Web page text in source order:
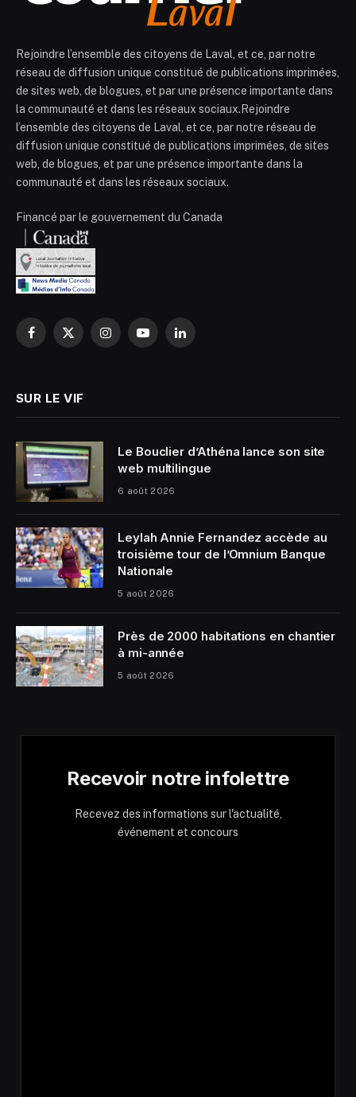
Rejoindre l’ensemble des citoyens de Laval, et ce, par notre
réseau de diffusion unique constitué de publications imprimées,
de sites web, de blogues, et par une présence importante dans
la communauté et dans les réseaux sociaux.Rejoindre
l’ensemble des citoyens de Laval, et ce, par notre réseau de
diffusion unique constitué de publications imprimées, de sites
web, de blogues, et par une présence importante dans la
communauté et dans les réseaux sociaux.
Financé par le gouvernement du Canada
Facebook
X
InstagramYouTubeLinkedIn
SUR LE VIF
Le Bouclier d’Athéna lance son site
web multilingue
6 août 2026
Leylah Annie Fernandez accède au
troisième tour de l’Omnium Banque
Nationale
5 août 2026
Près de 2000 habitations en chantier
à mi-année
5 août 2026
Recevoir notre infolettre
Recevez des informations sur l'actualité,
événement et concours